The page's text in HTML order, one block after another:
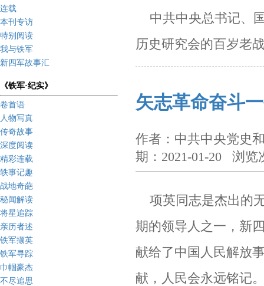
连载
本刊专访
特别阅读
我与铁军
新四军故事汇
《铁军·纪实》
卷首语
人物写真
传奇故事
深度阅读
精彩连载
轶事记趣
战地奇葩
秘闻解读
将星追踪
亲历者述
铁军撷英
铁军寻踪
巾帼豪杰
不尽追思
中共中央总书记、
历史研究会的百岁老
矢志革命奋斗
作者：中共中央党史
期：2021-01-20 浏览
项英同志是杰出的
期的领导人之一，新
献给了中国人民解放
献，人民会永远铭记